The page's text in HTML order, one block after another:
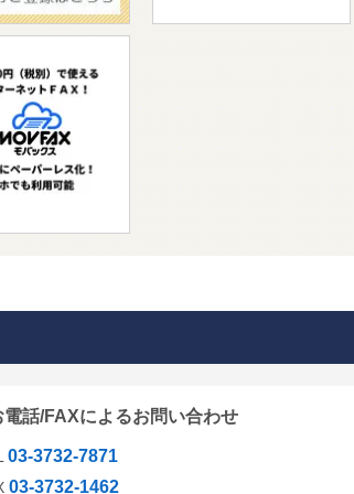
電話/FAXによるお問い合わせ
03-3732-7871
03-3732-1462